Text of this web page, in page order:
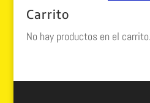
Carrito
No hay productos en el carrito.